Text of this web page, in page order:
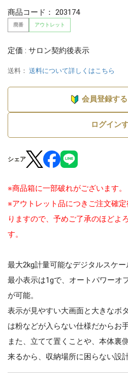
商品コード： 203174
廃番 アウトレット
定価 : サロン契約後表示
送料： 送料について詳しくはこちら
会員登録する
ログイン
シェア
※商品箱に一部破れがございます。
※アウトレット品につきご注文確
りますので、予めご了承のほどよ
す。
最大2kg計量可能なデジタルスケー
最小表示は1gで、オートパワーオ
が可能。
表示が見やすい大画面と大きなボ
は粉などが入らない仕様だからお
また、立てて置くことや、本体裏
来るから、収納場所に困らない設計